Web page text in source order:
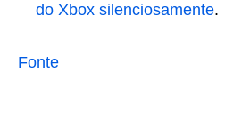
do Xbox silenciosamente.
Fonte